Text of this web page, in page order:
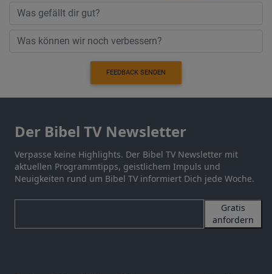
FEEDBACK SENDEN
Der Bibel TV Newsletter
Verpasse keine Highlights. Der Bibel TV Newsletter mit
aktuellen Programmtipps, geistlichem Impuls und
Neuigkeiten rund um Bibel TV informiert Dich jede Woche.
Gratis
anfordern